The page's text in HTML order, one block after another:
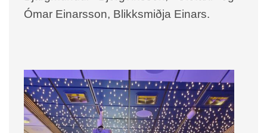
Ómar Einarsson, Blikksmiðja Einars.